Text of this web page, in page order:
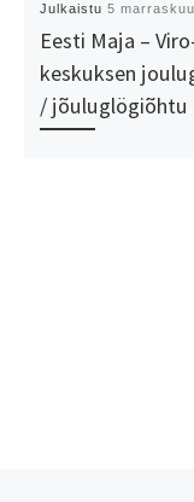
Julkaistu5
Eesti Maja –
keskuksen
/ jõuluglögiõhtu